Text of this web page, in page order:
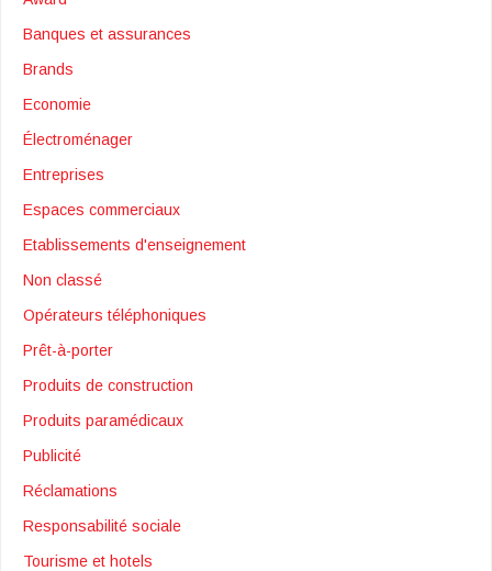
Banques et assurances
Brands
Economie
Électroménager
Entreprises
Espaces commerciaux
Etablissements d'enseignement
Non classé
Opérateurs téléphoniques
Prêt-à-porter
Produits de construction
Produits paramédicaux
Publicité
Réclamations
Responsabilité sociale
Tourisme et hotels